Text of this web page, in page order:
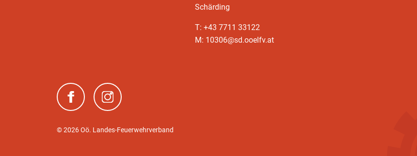
Schärding
T: +43 7711 33122
M: 10306@sd.ooelfv.at
(neues Fenster)(neues Fenster)
© 2026 Oö. Landes-Feuerwehrverband